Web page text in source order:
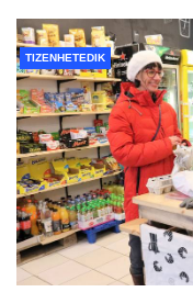
TIZENHETEDIK